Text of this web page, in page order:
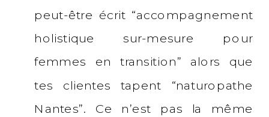
peut-être écrit “accompagnement
holistique sur-mesure pour
femmes en transition” alors que
tes clientes tapent “naturopathe
Nantes”. Ce n’est pas la même